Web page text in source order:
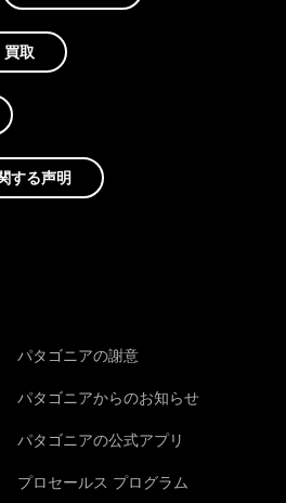
買取
する声明
パタゴニアの謝意
パタゴニアからのお知らせ
パタゴニアの公式アプリ
プロセールス プログラム